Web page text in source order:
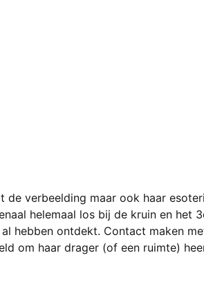
verbeelding maar ook haar
helemaal los bij de kruin en het
hebben ontdekt. Contact maken
om haar drager (of een ruimte)